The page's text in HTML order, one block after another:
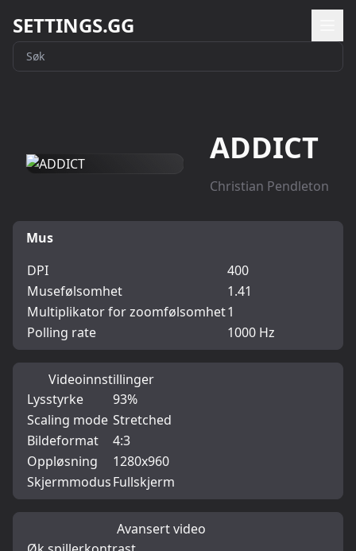
SETTINGS.GG
ADDICT
Christian Pendleton
Mus
DPI
400
Musefølsomhet
1.41
Multiplikator for zoomfølsomhet1
Polling rate
1000 Hz
Videoinnstillinger
Lysstyrke
93%
Scaling mode Stretched
Bildeformat
4:3
Oppløsning
1280x960
SkjermmodusFullskjerm
Avansert video